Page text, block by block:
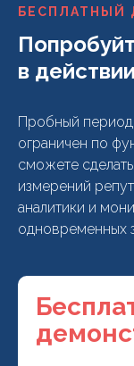
БЕСПЛАТНЫЙ
в
Пробный период
ограничен по
сможете
измерений
аналитики и
одновременных